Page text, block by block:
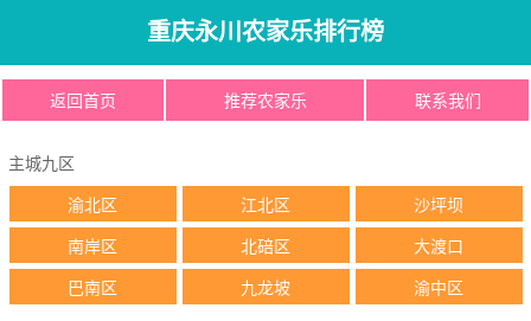
重庆永川农家乐排行榜
返回首页 推荐农家乐 联系我们
主城九区
渝北区 江北区 沙坪坝
南岸区 北碚区 大渡口
巴南区 九龙坡 渝中区